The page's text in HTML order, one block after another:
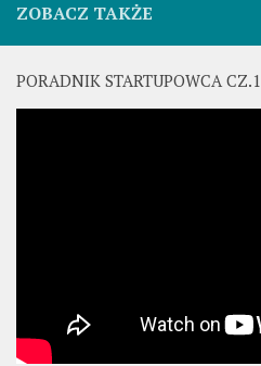
ZOBACZ TAKŻE
PORADNIK STARTUPOWCA CZ.1